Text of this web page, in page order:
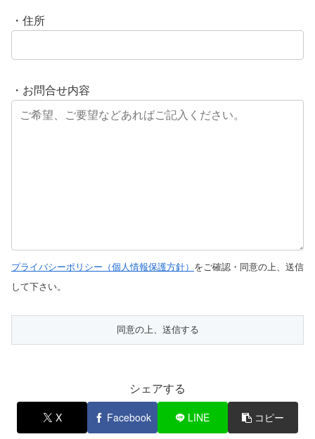
・住所
・お問合せ内容
プライバシーポリシー（個人情報保護方針） をご確認・同意の上、送信
して下さい。
シェアする
X Facebook LINE コピー